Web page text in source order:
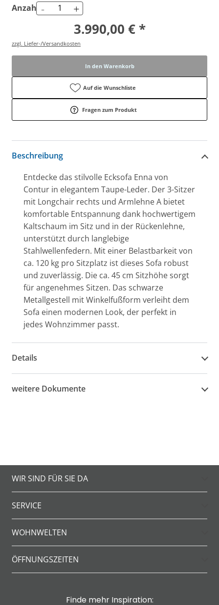
Anzahl - +
3.990,00 € *
zzgl. Liefer-/Versandkosten
In den Warenkorb
Auf die Wunschliste
Fragen zum Produkt
Beschreibung
Entdecke das stilvolle Ecksofa Enna von
Contur in elegantem Taupe-Leder. Der 3-Sitzer
mit Longchair rechts und Armlehne A bietet
komfortable Entspannung dank hochwertigem
Kaltschaum im Sitz und in der Rückenlehne,
unterstützt durch langlebige
Stahlwellenfedern. Mit einer Belastbarkeit von
ca. 120 kg pro Sitzplatz ist dieses Sofa robust
und zuverlässig. Die ca. 45 cm Sitzhöhe sorgt
für angenehmes Sitzen. Das schwarze
Metallgestell mit Winkelfußform verleiht dem
Sofa einen modernen Look, der perfekt in
jedes Wohnzimmer passt.
Details
weitere Dokumente
WIR SIND FÜR SIE DA
SERVICE
WOHNWELTEN
ÖFFNUNGSZEITEN
Finde mehr Inspiration: